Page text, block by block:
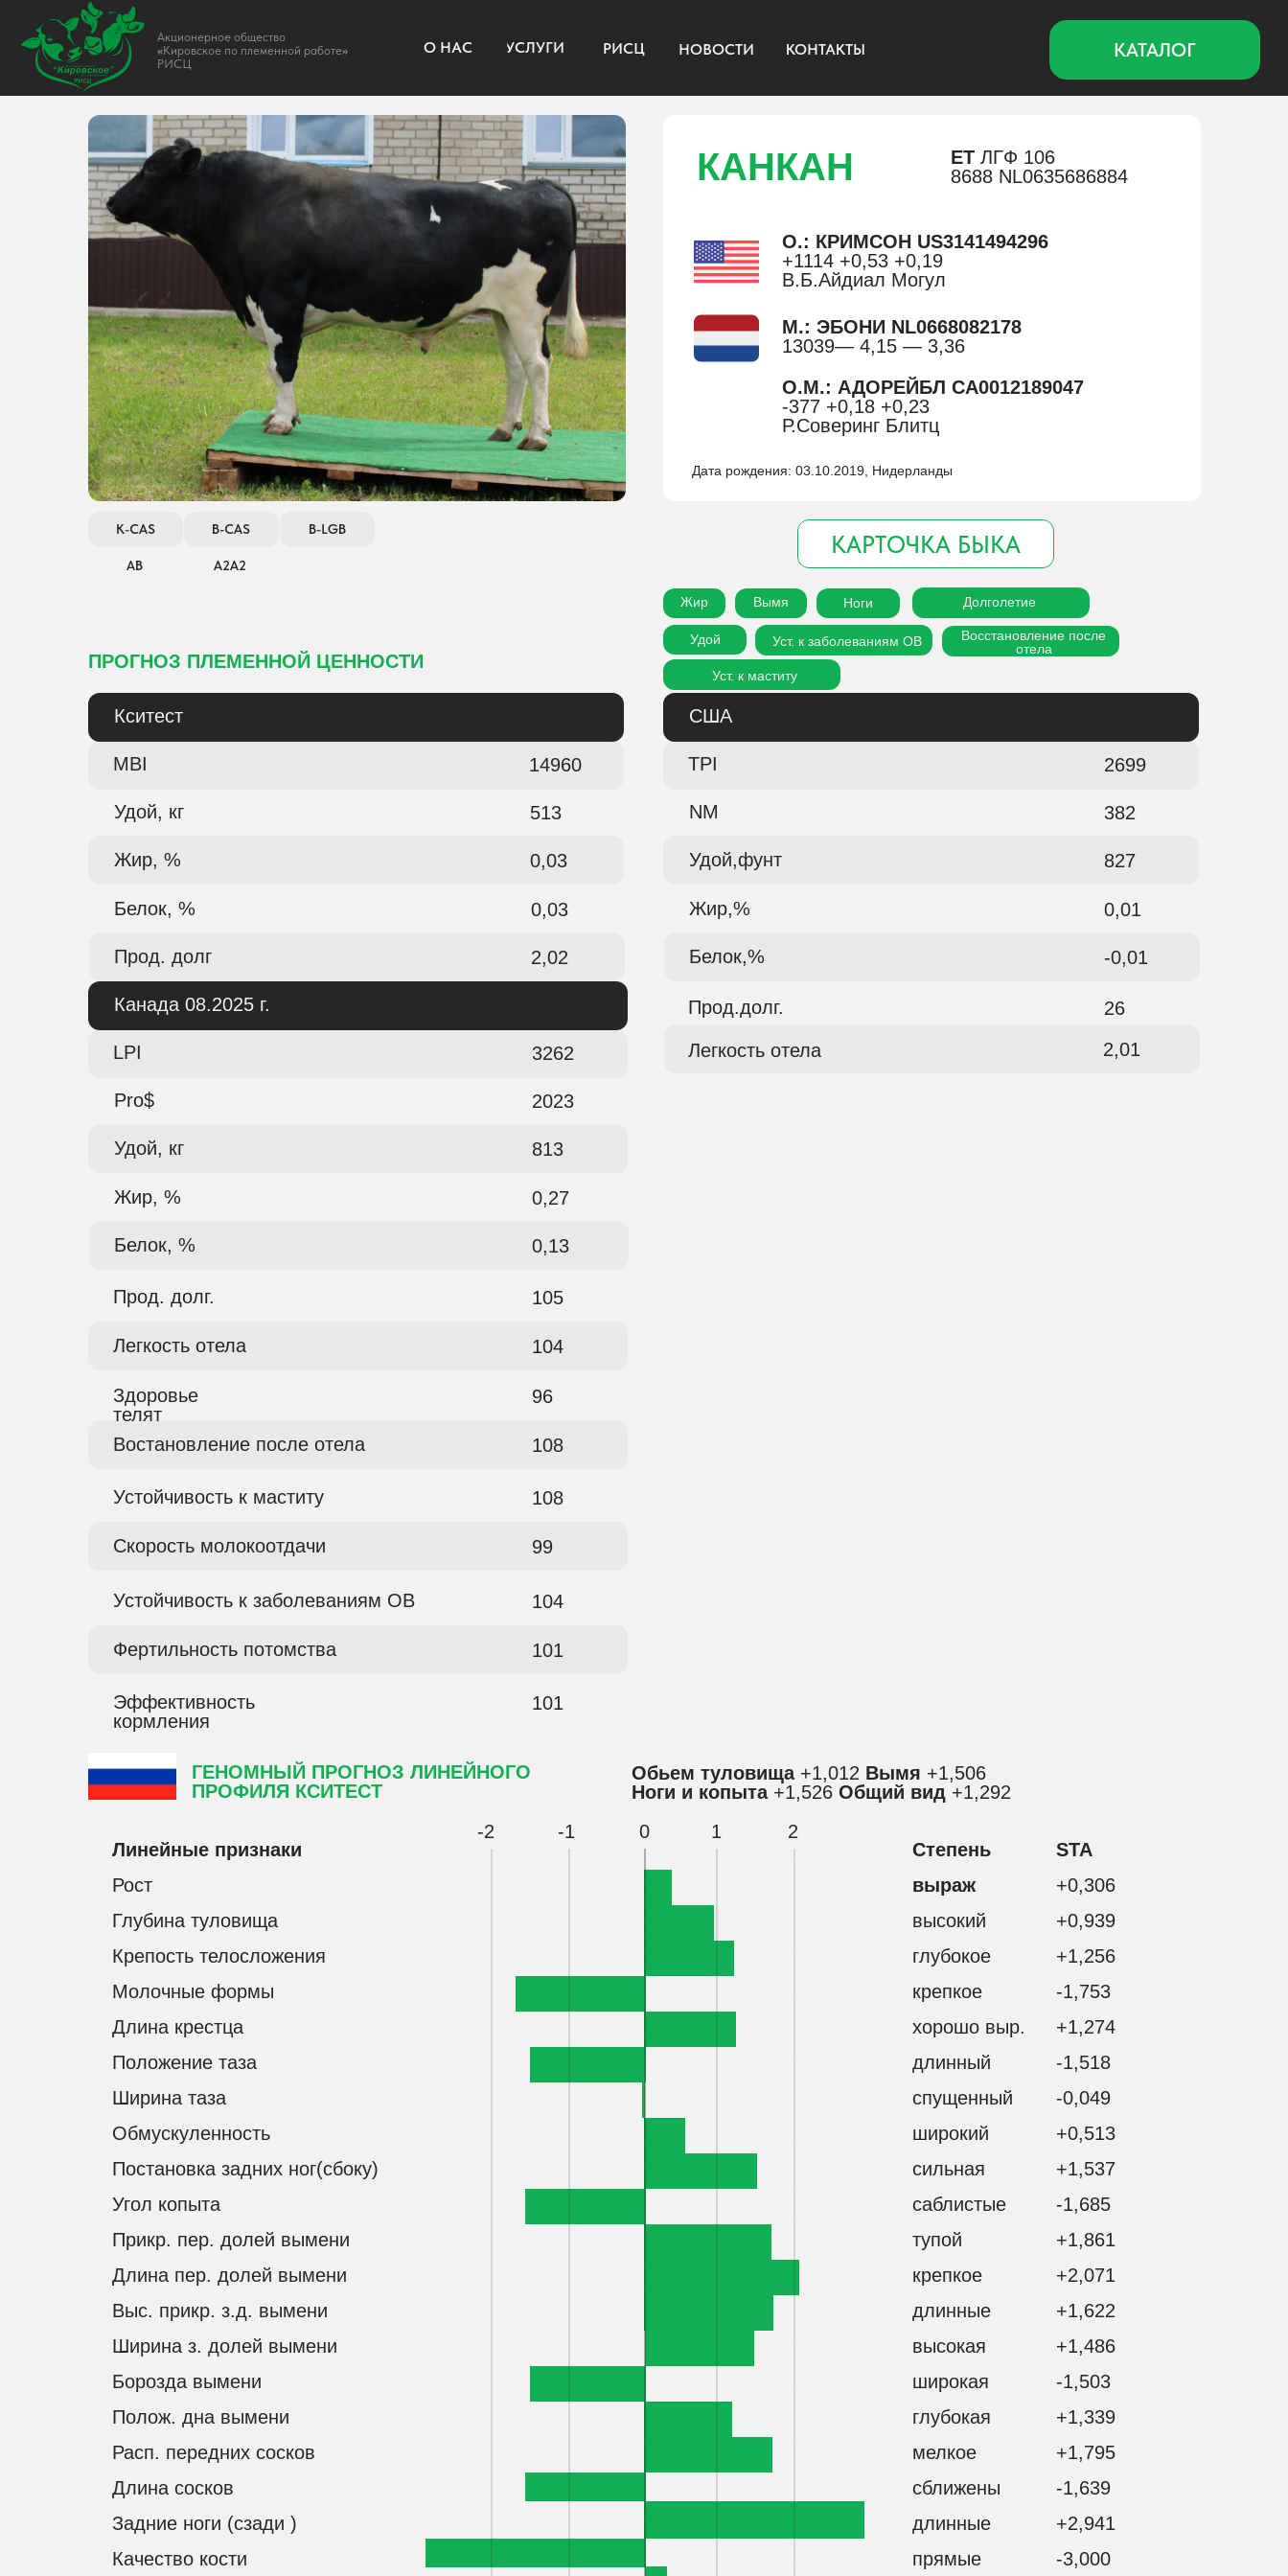
КОНТАКТЫ
НОВОСТИ
РИСЦ
УСЛУГИ
Акционерное общество
Кировское по племенной работе
РИСЦ
О.М.: АДОРЕЙБЛ CA0012189047
-377 +0,18 +0,23
Р.Соверинг Блитц
М.: ЭБОНИ NL0668082178
13039— 4,15 — 3,36
О.: КРИМСОН US3141494296
+1114 +0,53 +0,19
В.Б.Айдиал Могул
Обьем туловища +1,012 Вымя +1,506
Ноги и копыта+1,526 Общий вид +1,292
Дата рождения: 03.10.2019, Нидерланды
ЕТ ЛГФ 106
8688 NL0635686884
ГЕНОМНЫЙ ПРОГНОЗ ЛИНЕЙНОГО
ПРОФИЛЯ КСИТЕСТ
ПРОГНОЗ ПЛЕМЕННОЙ ЦЕННОСТИ
КАНКАН
КАРТОЧКА БЫКА
Долголетие
Уст. к заболеваниям ОВ
Восстановление после
отела
Уст. к маститу
Ноги
Удой
Вымя
Жир
B-LGB
А2А2
АВ
B-CAS
K-CAS
101
Степень
выраж
высокий
глубокое
крепкое
хорошо выр.
длинный
спущенный
широкий
сильная
саблистые
тупой
крепкое
длинные
высокая
широкая
глубокая
мелкое
сближены
длинные
прямые
STA
+0,306
+0,939
+1,256
-1,753
+1,274
-1,518
-0,049
+0,513
+1,537
-1,685
+1,861
+2,071
+1,622
+1,486
-1,503
+1,339
+1,795
-1,639
+2,941
-3,000
Линейные признаки
Рост
Глубина туловища
Крепость телосложения
Молочные формы
Длина крестца
Положение таза
Ширина таза
Обмускуленность
Постановка задних ног(сбоку)
Угол копыта
Прикр. пер. долей вымени
Длина пер. долей вымени
Выс. прикр. з.д. вымени
Ширина з. долей вымени
Борозда вымени
Полож. дна вымени
Расп. передних сосков
Длина сосков
Задние ноги (сзади )
Качество кости
0 2
1
-1
-2
Эффективность
кормления
101
Фертильность потомства
104
Устойчивость к заболеваниям ОВ
99
Скорость молокоотдачи
108
Устойчивость к маститу
108
Востановление после отела
96
Здоровье
телят
104
Легкость отела
105
Прод. долг.
0,13
Белок, %
0,27
Жир, %
813
Удой, кг
2023
Pro$
3262
LPI
Канада 08.2025 г. 26
Прод.долг.
-0,01
2,01
Белок,%
Легкость отела
0,01
Жир,%
827
Удой,фунт
382
NM
2699
TPI
США
2,02
Прод. долг
0,03
Белок, %
0,03
Жир, %
513
Удой, кг
14960
MBI
Кситест
СВЯЖИТЕСЬ С НАМИ
ТЕЛЕФОН: 8 (8332) 55-10-66
Г.КИРОВ, ЛЕНИНСКИЙ Р-ОН, П.ЗАХАРИЩЕВЫ,
УЛ.ЗЕМСКАЯ, ДОМ №38, АО «КИРОВПЛЕМ» 610051
ДОСТАВКА СПЕРМОПРОДУКЦИИ
КАТАЛОГ БЫКОВ
ПРАЙС-ЛИСТ
СКАЧАТЬ ПОЛНЫЙ КАТАЛОГ БЫКОВ